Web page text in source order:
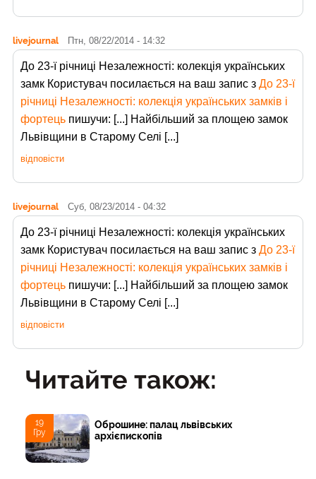
livejournal Птн, 08/22/2014 - 14:32
До 23-ї річниці Незалежності: колекція українських
замк Користувач посилається на ваш запис з До 23-ї
річниці Незалежності: колекція українських замків і
фортець пишучи: [...] Найбільший за площею замок
Львівщини в Старому Селі [...]
відповісти
livejournal Суб, 08/23/2014 - 04:32
До 23-ї річниці Незалежності: колекція українських
замк Користувач посилається на ваш запис з До 23-ї
річниці Незалежності: колекція українських замків і
фортець пишучи: [...] Найбільший за площею замок
Львівщини в Старому Селі [...]
відповісти
Читайте також:
19
Гру
Оброшине: палац львівських
архієпископів